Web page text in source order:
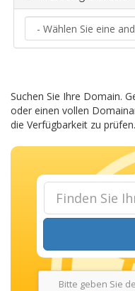
Suchen Sie Ihre Domain.
oder einen vollen
die Verfügbarkeit zu prüfen.
Bitte geben Sie